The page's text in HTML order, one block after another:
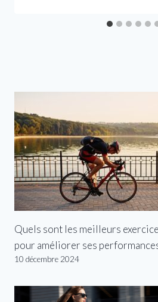
Quels sont les meilleurs
pour améliorer ses
10 décembre 2024